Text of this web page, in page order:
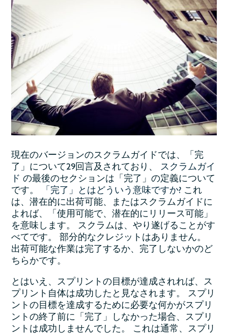
現在のバージョンのスクラムガイドでは、「完
了」について29回言及されており、 スクラムガイ
ド の最後のセクションは「完了」の定義について
です。
「完了」とはどういう意味ですか? これ
は、潜在的に出荷可能、またはスクラムガイドに
よれば、「使用可能で、潜在的にリリース可能」
を意味します。 スクラムは、やり遂げることがす
べてです。 部分的なクレジットはありません。
出荷可能な作業は完了するか、完了しないかのど
ちらかです。
とはいえ、スプリントの目標が達成されれば、ス
プリント自体は成功したと見なされます。 スプリ
ントの目標を達成するために必要な何かがスプリ
ントの終了前に「完了」しなかった場合、スプリ
ントは成功しませんでした。 これは通常、スプリ